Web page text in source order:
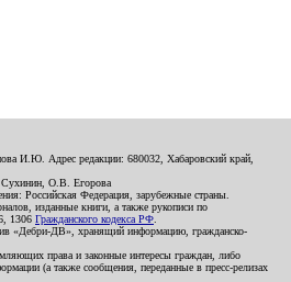
И.Ю. Адрес редакции: 680032, Хабаровский край,
О.В. Егорова
Российская Федерация, зарубежные страны.
изданные книги, а также рукописи по
1306 Гражданского кодекса РФ
«Дебри-ДВ», хранящий информацию, гражданско-
права и законные интересы граждан, либо
(а также сообщения, переданные в пресс-релизах